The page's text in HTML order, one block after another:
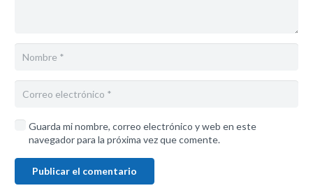
Guarda mi nombre, correo electrónico y web en este
navegador para la próxima vez que comente.
Publicar el comentario